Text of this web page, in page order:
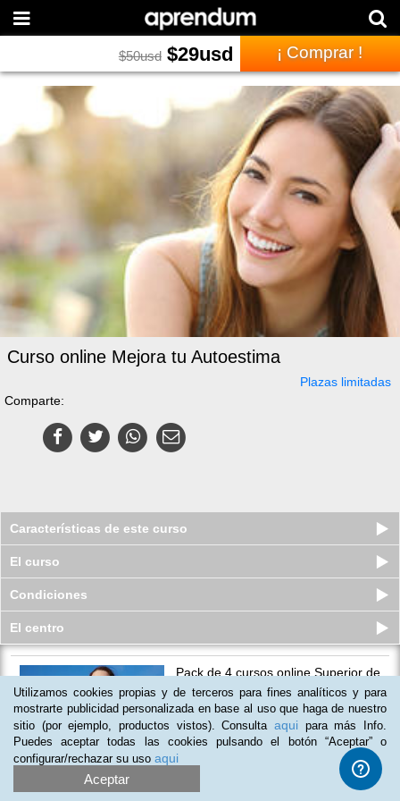
$50usd $29usd ¡ Comprar !
Curso online Mejora tu Autoestima
Plazas limitadas
Comparte:
Características de este curso
El curso
Condiciones
El centro
Pack de 4 cursos online Superior de
Efectividad Personal
Plazas agotadas
176 $45usd
(4)
Utilizamos cookies propias y de terceros para fines analíticos y para
mostrarte publicidad personalizada en base al uso que haga de nuestro
sitio (por ejemplo, productos vistos). Consulta aqui para más Info.
Puedes aceptar todas las cookies pulsando el botón “Aceptar” o
configurar/rechazar su uso aqui
Aceptar